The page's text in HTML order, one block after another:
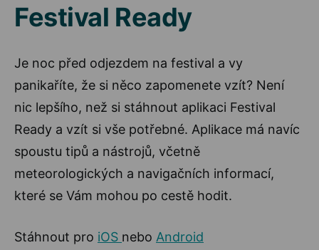
Festival Ready
Je noc před odjezdem na festival a vy
panikaříte, že si něco zapomenete vzít? Není
nic lepšího, než si stáhnout aplikaci Festival
Ready a vzít si vše potřebné. Aplikace má navíc
spoustu tipů a nástrojů, včetně
meteorologických a navigačních informací,
které se Vám mohou po cestě hodit.
Stáhnout pro iOS nebo Android